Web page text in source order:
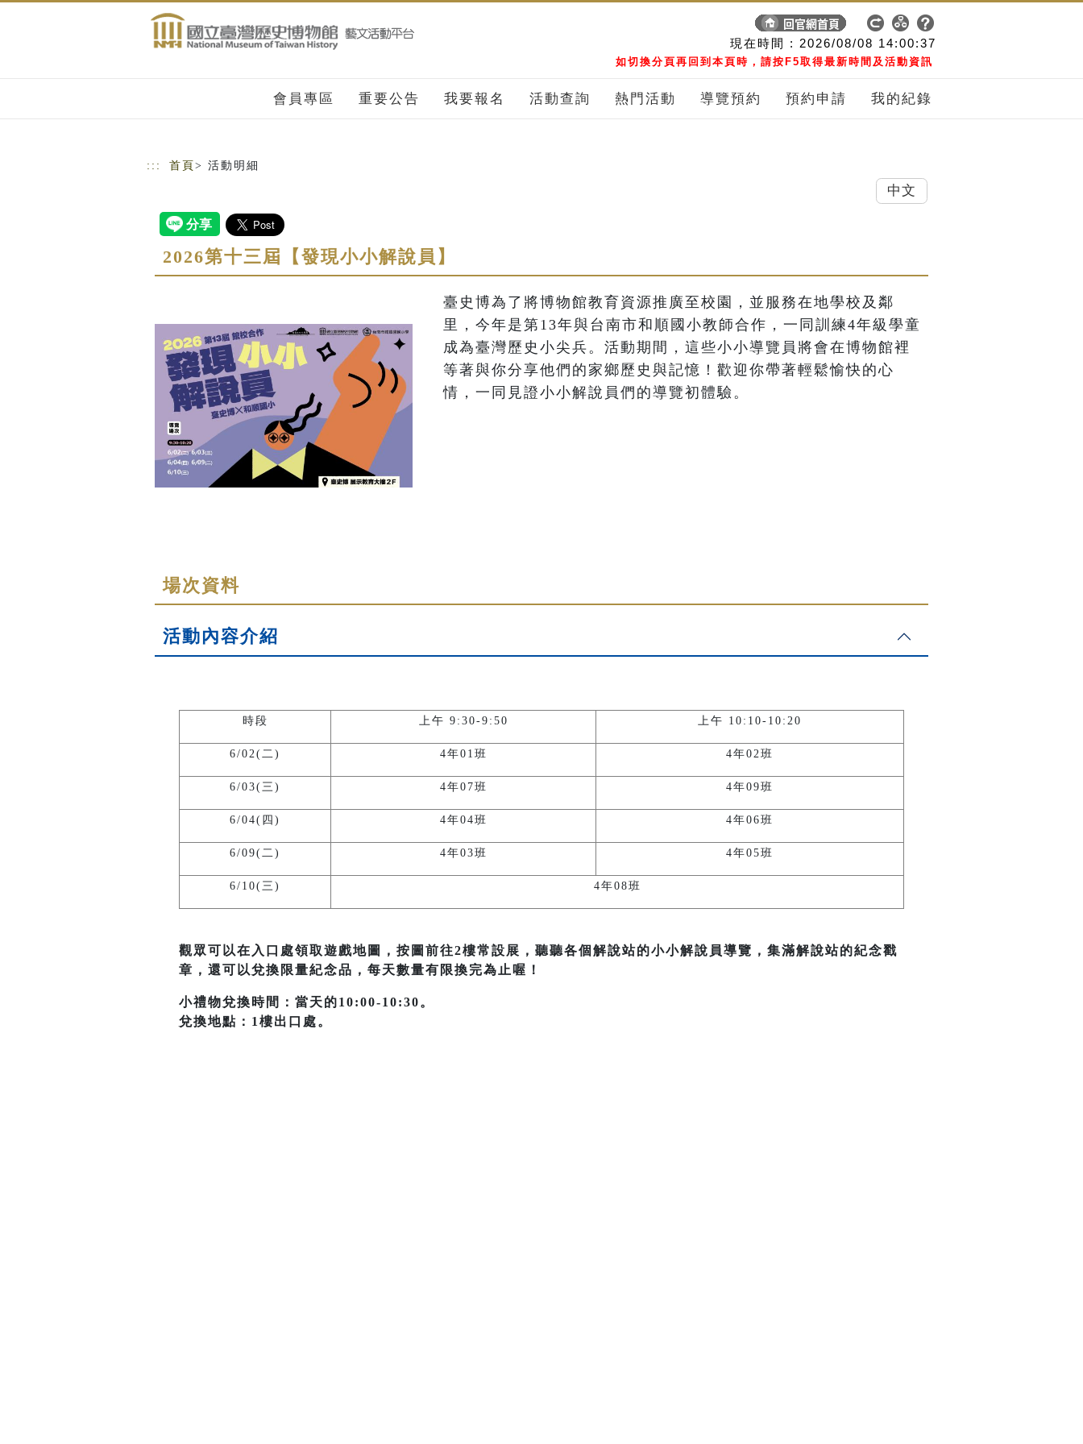
現在時間 : 2026/08/08 14:00:38
如切換分頁再回到本頁時，請按F5取得最新時間及活動資訊
會員專區 重要公告 我要報名 活動查詢 熱門活動 導覽預約 預約申請 我的紀錄
::: 首頁 > 活動明細
2026第十三屆【發現小小解說員】
臺史博為了將博物館教育資源推廣至校園，並服務在地學校及鄰
里，今年是第13年與台南市和順國小教師合作，一同訓練4年級學童
成為臺灣歷史小尖兵。活動期間，這些小小導覽員將會在博物館裡
等著與你分享他們的家鄉歷史與記憶！歡迎你帶著輕鬆愉快的心
情，一同見證小小解說員們的導覽初體驗。
場次資料
活動內容介紹
時段 上午 9:30-9:50 上午 10:10-10:20
6/02(二) 4年01班 4年02班
6/03(三) 4年07班 4年09班
6/04(四) 4年04班 4年06班
6/09(二) 4年03班 4年05班
6/10(三) 4年08班
觀眾可以在入口處領取遊戲地圖，按圖前往2樓常設展，聽聽各個解說站的小小解說員導覽，集滿解說站的紀念戳
章，還可以兌換限量紀念品，每天數量有限換完為止喔！
小禮物兌換時間：當天的10:00-10:30。
兌換地點：1樓出口處。